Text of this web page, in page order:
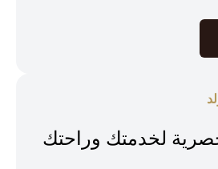
لخدمتك وراحتك